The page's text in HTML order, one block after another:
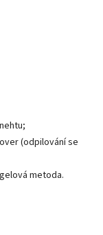
(odpilování se
metoda.